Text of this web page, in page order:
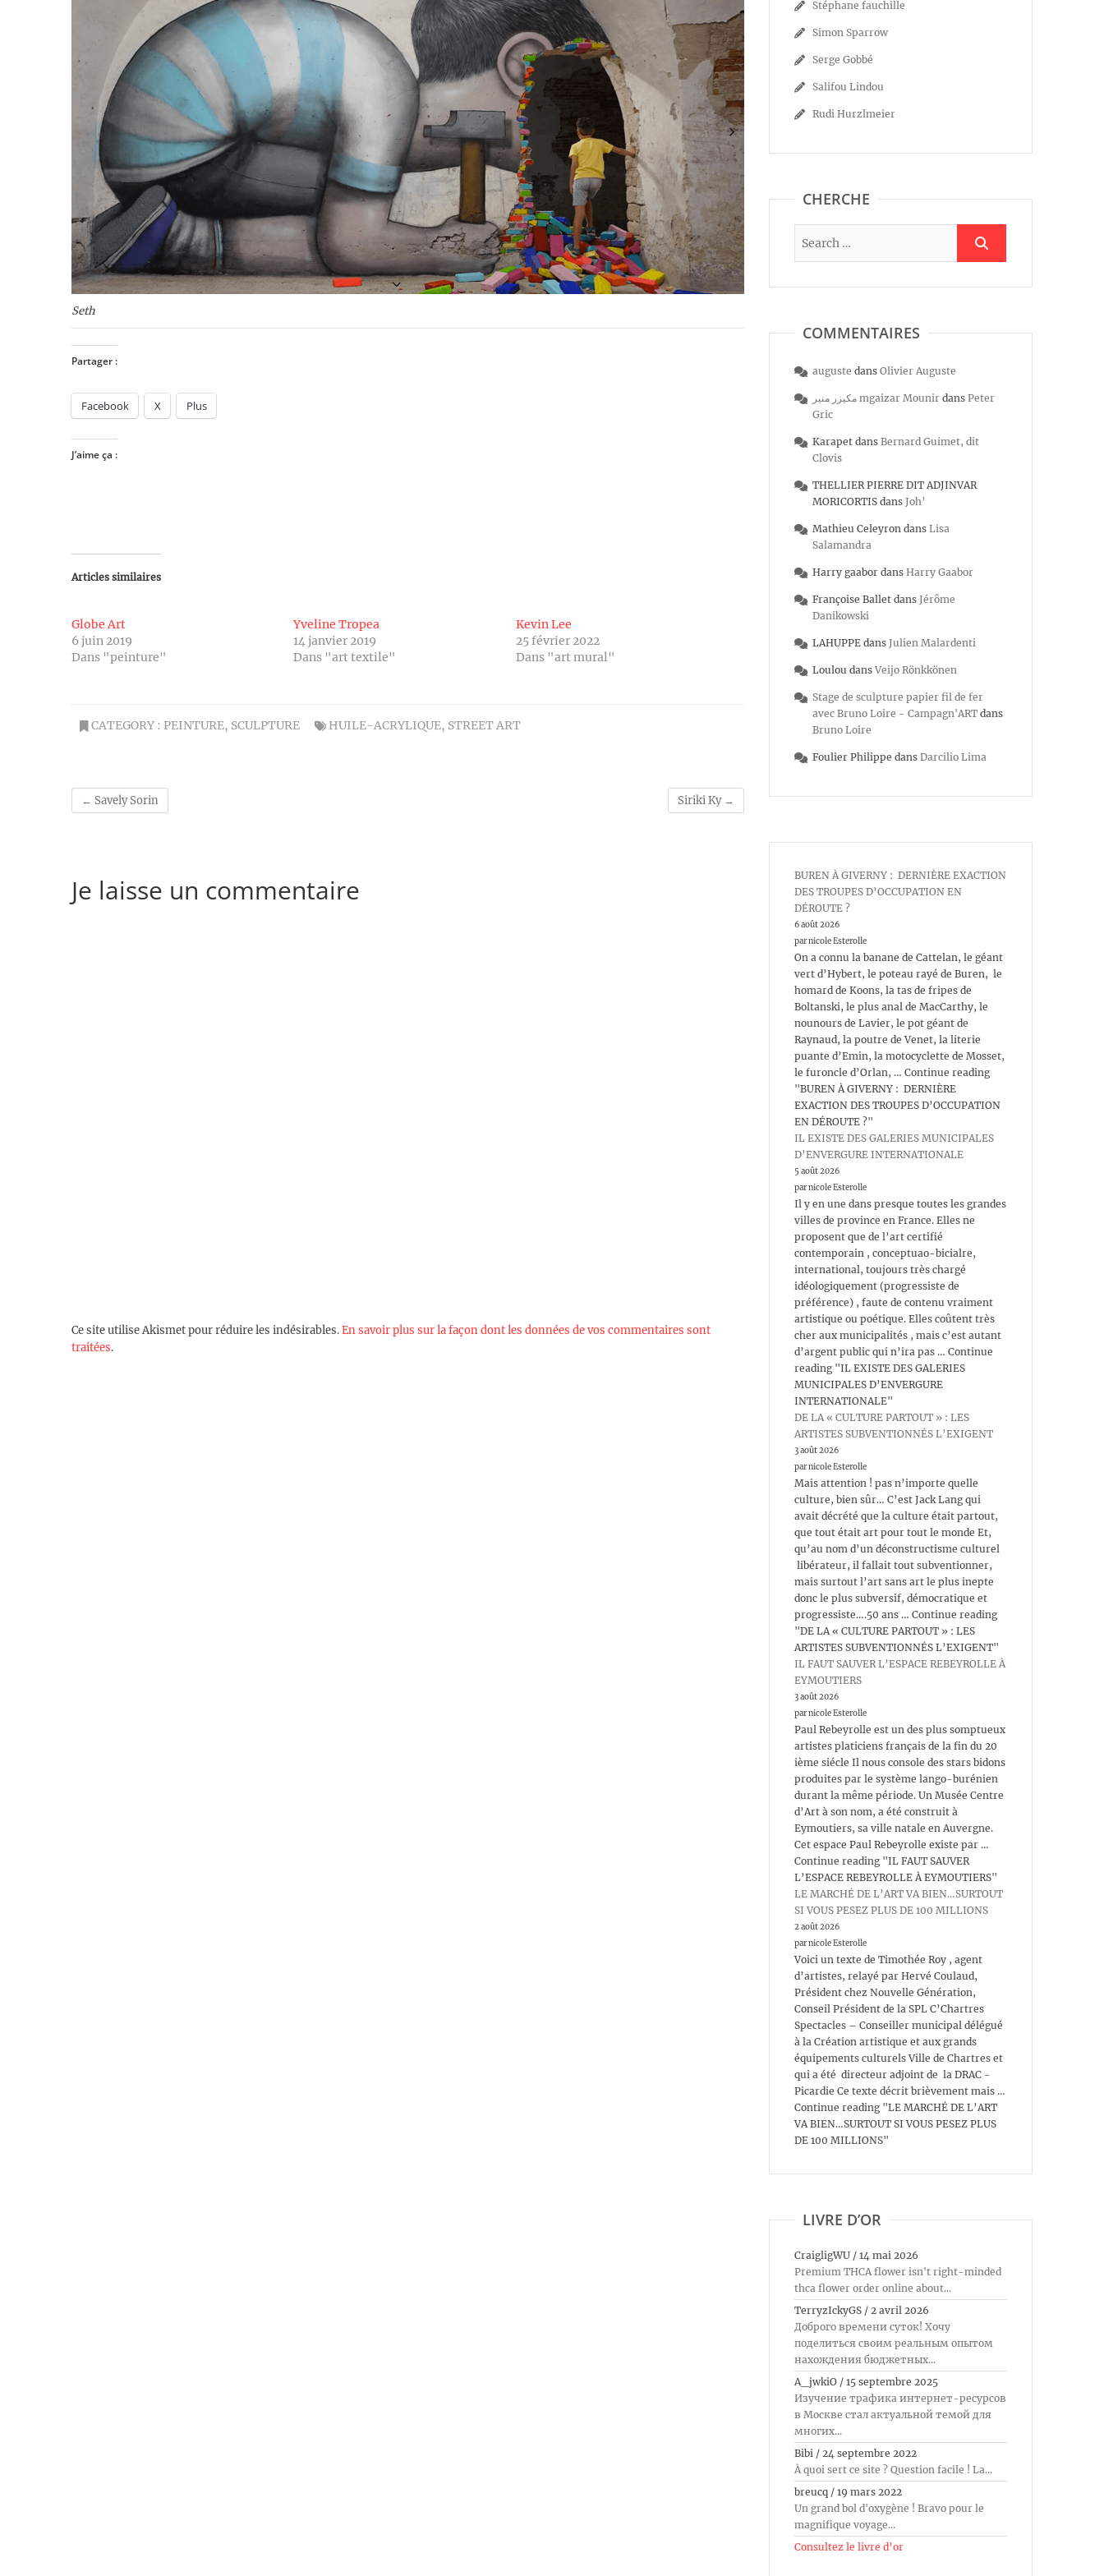
Seth
Partager :
Facebook X Plus
J’aime ça :
Articles similaires
Globe Art
6 juin 2019
Dans "peinture"
Yveline Tropea
14 janvier 2019
Dans "art textile"
Kevin Lee
25 février 2022
Dans "art mural"
CATEGORY : PEINTURE, SCULPTURE HUILE-ACRYLIQUE, STREET ART
← Savely Sorin Siriki Ky →
Je laisse un commentaire
Ce site utilise Akismet pour réduire les indésirables.En savoir plus sur la façon dont les données de vos commentaires sont
traitées.
Stéphane fauchille
Simon Sparrow
Serge Gobbé
Salifou Lindou
Rudi Hurzlmeier
CHERCHE
COMMENTAIRES
auguste dans Olivier Auguste
مكيزر منير mgaizar Mounir dans Peter
Gric
Karapet dans Bernard Guimet, dit
Clovis
THELLIER PIERRE DIT ADJINVAR
MORICORTIS dans Joh’
Mathieu Celeyron dans Lisa
Salamandra
Harry gaabor dans Harry Gaabor
Françoise Ballet dans Jérôme
Danikowski
LAHUPPE dans Julien Malardenti
Loulou dans Veijo Rönkkönen
Stage de sculpture papier fil de fer
avec Bruno Loire - Campagn'ART dans
Bruno Loire
Foulier Philippe dans Darcilio Lima
BUREN À GIVERNY : DERNIÈRE EXACTION
DES TROUPES D’OCCUPATION EN
DÉROUTE ?
6 août 2026
par nicole Esterolle
On a connu la banane de Cattelan, le géant
vert d’Hybert, le poteau rayé de Buren, le
homard de Koons, la tas de fripes de
Boltanski, le plus anal de MacCarthy, le
nounours de Lavier, le pot géant de
Raynaud, la poutre de Venet, la literie
puante d’Emin, la motocyclette de Mosset,
le furoncle d’Orlan, … Continue reading
"BUREN À GIVERNY : DERNIÈRE
EXACTION DES TROUPES D’OCCUPATION
EN DÉROUTE ?"
IL EXISTE DES GALERIES MUNICIPALES
D’ENVERGURE INTERNATIONALE
5 août 2026
par nicole Esterolle
Il y en une dans presque toutes les grandes
villes de province en France. Elles ne
proposent que de l’art certifié
contemporain , conceptuao-bicialre,
international, toujours très chargé
idéologiquement (progressiste de
préférence) , faute de contenu vraiment
artistique ou poétique. Elles coûtent très
cher aux municipalités , mais c’est autant
d’argent public qui n’ira pas … Continue
reading "IL EXISTE DES GALERIES
MUNICIPALES D’ENVERGURE
INTERNATIONALE"
DE LA « CULTURE PARTOUT » : LES
ARTISTES SUBVENTIONNÉS L’EXIGENT
3 août 2026
par nicole Esterolle
Mais attention ! pas n’importe quelle
culture, bien sûr… C’est Jack Lang qui
avait décrété que la culture était partout,
que tout était art pour tout le monde Et,
qu’au nom d’un déconstructisme culturel
libérateur, il fallait tout subventionner,
mais surtout l’art sans art le plus inepte
donc le plus subversif, démocratique et
progressiste….50 ans … Continue reading
"DE LA « CULTURE PARTOUT » : LES
ARTISTES SUBVENTIONNÉS L’EXIGENT"
IL FAUT SAUVER L’ESPACE REBEYROLLE À
EYMOUTIERS
3 août 2026
par nicole Esterolle
Paul Rebeyrolle est un des plus somptueux
artistes platiciens français de la fin du 20
ième siécle Il nous console des stars bidons
produites par le système lango-burénien
durant la même période. Un Musée Centre
d’Art à son nom, a été construit à
Eymoutiers, sa ville natale en Auvergne.
Cet espace Paul Rebeyrolle existe par …
Continue reading "IL FAUT SAUVER
L’ESPACE REBEYROLLE À EYMOUTIERS"
LE MARCHÉ DE L’ART VA BIEN…SURTOUT
SI VOUS PESEZ PLUS DE 100 MILLIONS
2 août 2026
par nicole Esterolle
Voici un texte de Timothée Roy , agent
d’artistes, relayé par Hervé Coulaud,
Président chez Nouvelle Génération,
Conseil Président de la SPL C’Chartres
Spectacles – Conseiller municipal délégué
à la Création artistique et aux grands
équipements culturels Ville de Chartres et
qui a été directeur adjoint de la DRAC -
Picardie Ce texte décrit brièvement mais …
Continue reading "LE MARCHÉ DE L’ART
VA BIEN…SURTOUT SI VOUS PESEZ PLUS
DE 100 MILLIONS"
LIVRE D’OR
CraigligWU / 14 mai 2026
Premium THCA flower isn't right-minded
thca flower order online about...
TerryzIckyGS / 2 avril 2026
Доброго времени суток! Хочу
поделиться своим реальным опытом
нахождения бюджетных...
A_jwkiO / 15 septembre 2025
Изучение трафика интернет-ресурсов
в Москве стал актуальной темой для
многих...
Bibi / 24 septembre 2022
À quoi sert ce site ? Question facile ! La...
breucq / 19 mars 2022
Un grand bol d'oxygène ! Bravo pour le
magnifique voyage...
Consultez le livre d’or